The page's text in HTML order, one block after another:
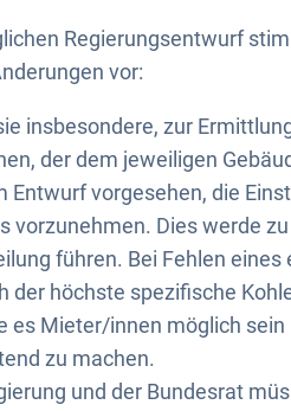
Regierungsentwurf
vor:
insbesondere, zur
der dem jeweiligen
Entwurf vorgesehen, die
vorzunehmen. Dies werde
führen. Bei Fehlen
der höchste spezifische
es Mieter/innen möglich
zu machen.
und der Bundesrat